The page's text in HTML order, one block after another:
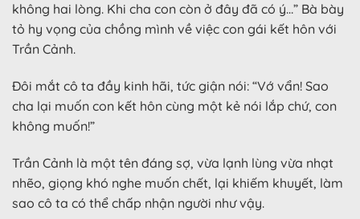
không hai lòng. Khi cha con còn ở đây đã có ý…” Bà bày
tỏ hy vọng của chồng mình về việc con gái kết hôn với
Trần Cảnh.
Đôi mắt cô ta đầy kinh hãi, tức giận nói: “Vớ vẩn! Sao
cha lại muốn con kết hôn cùng một kẻ nói lắp chứ, con
không muốn!”
Trần Cảnh là một tên đáng sợ, vừa lạnh lùng vừa nhạt
nhẽo, giọng khó nghe muốn chết, lại khiếm khuyết, làm
sao cô ta có thể chấp nhận người như vậy.